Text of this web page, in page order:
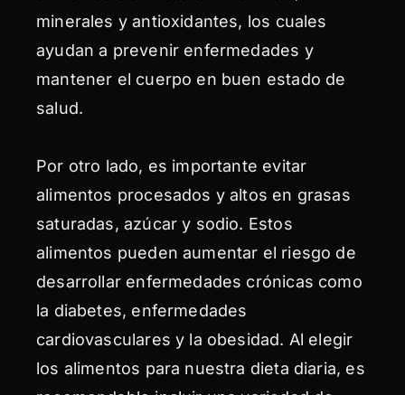
minerales y antioxidantes, los cuales
ayudan a prevenir enfermedades y
mantener el cuerpo en buen estado de
salud.
Por otro lado, es importante evitar
alimentos procesados y altos en grasas
saturadas, azúcar y sodio. Estos
alimentos pueden aumentar el riesgo de
desarrollar enfermedades crónicas como
la diabetes, enfermedades
cardiovasculares y la obesidad. Al elegir
los alimentos para nuestra dieta diaria, es